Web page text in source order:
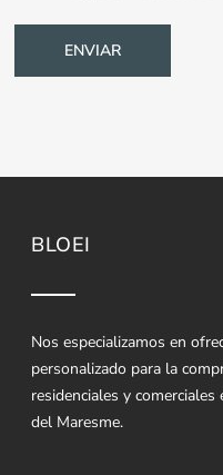
BLOEI
Nos especializamos en
personalizado para la
residenciales y
del Maresme.